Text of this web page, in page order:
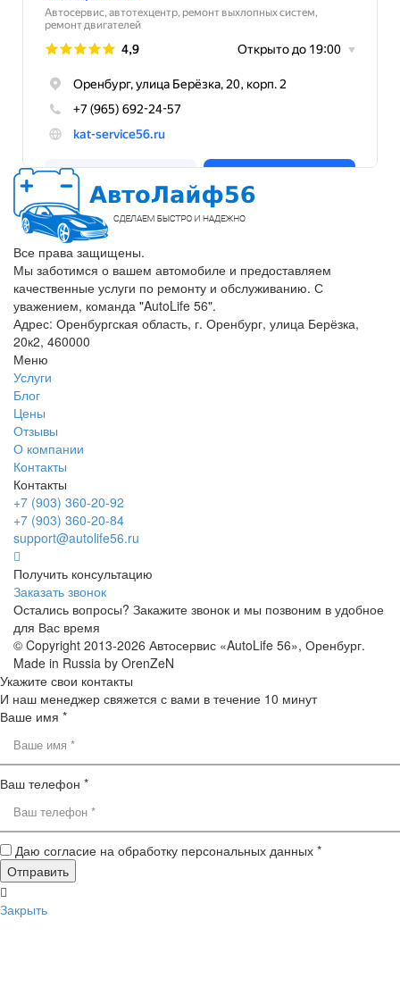
Все права защищены.
Мы заботимся о вашем автомобиле и предоставляем
качественные услуги по ремонту и обслуживанию. С
уважением, команда "AutoLife 56".
Адрес: Оренбургская область, г. Оренбург, улица Берёзка,
20к2, 460000
Меню
Услуги
Блог
Цены
Отзывы
О компании
Контакты
Контакты
+7 (903) 360-20-92
+7 (903) 360-20-84
support@autolife56.ru
Получить консультацию
Заказать звонок
Остались вопросы? Закажите звонок и мы позвоним в удобное
для Вас время
© Copyright 2013-2026 Автосервис «AutoLife 56», Оренбург.
Made in Russia by OrenZeN
Укажите свои контакты
И наш менеджер свяжется с вами в течение 10 минут
Ваше имя *
Ваш телефон *
Даю согласие на обработку персональных данных *
Закрыть